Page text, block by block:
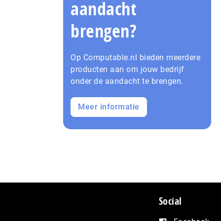
aandacht
brengen?
Op Computable.nl bieden meerdere
producten aan om jouw bedrijf
onder de aandacht te brengen.
Meer informatie
Social